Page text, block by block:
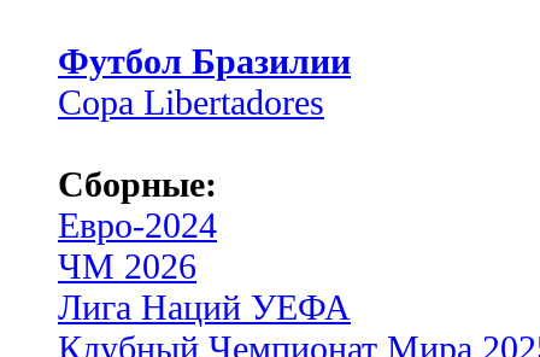
Футбол Бразилии
Copa Libertadores
Сборные:
Евро-2024
ЧМ 2026
Лига Наций УЕФА
Клубный Чемпионат Мира